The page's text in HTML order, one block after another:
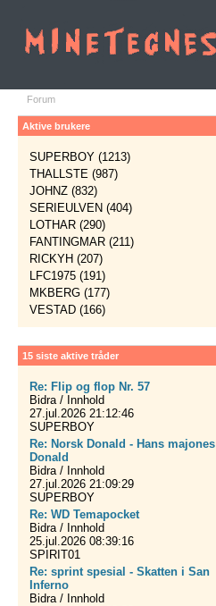
Forum
Aktive brukere
SUPERBOY (1213)
THALLSTE (987)
JOHNZ (832)
SERIEULVEN (404)
LOTHAR (290)
FANTINGMAR (211)
RICKYH (207)
LFC1975 (191)
MKBERG (177)
VESTAD (166)
15 siste aktive tråder
Re: Flip og flop Nr. 57
Bidra / Innhold
27.jul.2026 21:12:46
SUPERBOY
Re: Norsk Donald - Hans majones
Donald
Bidra / Innhold
27.jul.2026 21:09:29
SUPERBOY
Re: WD Temapocket
Bidra / Innhold
25.jul.2026 08:39:16
SPIRIT01
Re: sprint spesial - Skatten i San
Inferno
Bidra / Innhold